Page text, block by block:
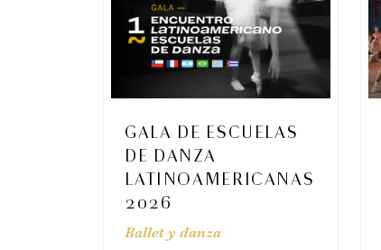
GALA DE ESCUELAS
DE DANZA
LATINOAMERICANAS
2026
Ballet y danza